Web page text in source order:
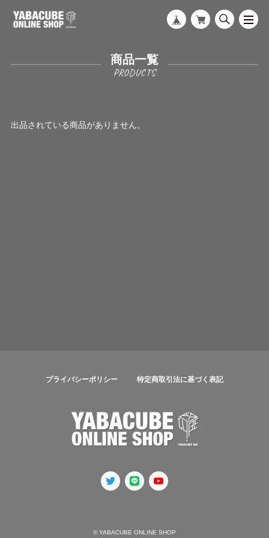
商品一覧
出品されている商品がありません。
プライバシーポリシー 特定商取引法に基づく表記
© YABACUBE ONLINE SHOP